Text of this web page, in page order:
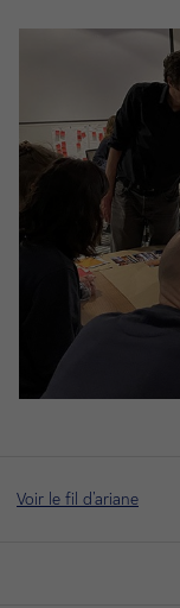
Voir le fil d'ariane